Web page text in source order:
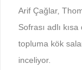
Arif Çağlar,
Sofrası adlı
topluma kök
inceliyor.